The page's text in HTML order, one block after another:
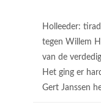
Holleeder:
tegen Willem
van de
Het ging er
Gert Janssen